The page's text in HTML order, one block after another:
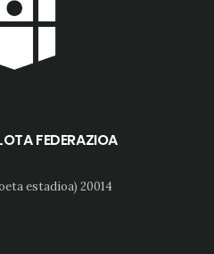
FEDERAZIOA
estadioa) 20014